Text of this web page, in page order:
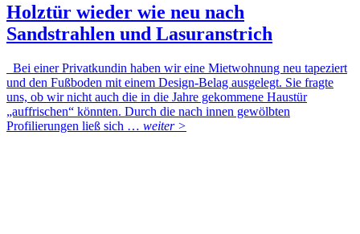
Holztür wieder wie neu nach
Sandstrahlen und Lasuranstrich
Bei einer Privatkundin haben wir eine Mietwohnung neu tapeziert
und den Fußboden mit einem Design-Belag ausgelegt. Sie fragte
uns, ob wir nicht auch die in die Jahre gekommene Haustür
„auffrischen“ könnten. Durch die nach innen gewölbten
Profilierungen ließ sich … weiter >